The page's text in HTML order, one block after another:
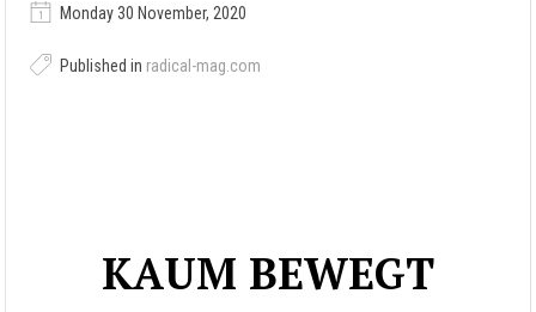
Monday 30 November, 2020
Published in radical-mag.com
KAUM BEWEGT